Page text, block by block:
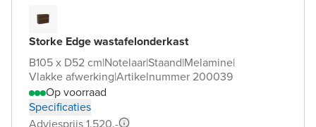
Storke Edge wastafelonderkast
B105 x D52 cm|Notelaar|Staand|Melamine|
Vlakke afwerking|Artikelnummer 200039
Op voorraad
Specificaties
Adviesprijs 1.520,-